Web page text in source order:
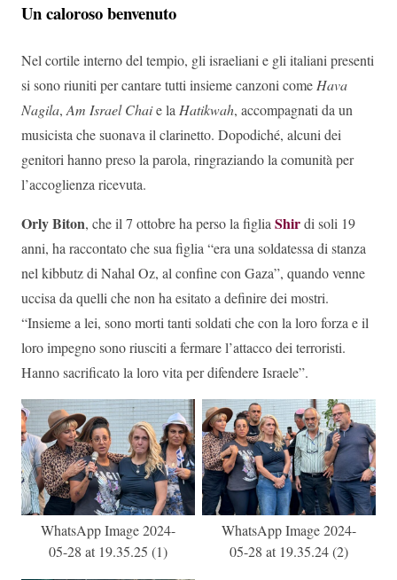
Un caloroso benvenuto
Nel cortile interno del tempio, gli israeliani e gli italiani presenti
si sono riuniti per cantare tutti insieme canzoni comeHava
Nagila,Am Israel Chaie laHatikwah, accompagnati da un
musicista che suonava il clarinetto. Dopodiché, alcuni dei
genitori hanno preso la parola, ringraziando la comunità per
l’accoglienza ricevuta.
Orly Biton, che il 7 ottobre ha perso la figliaShirdi soli 19
anni, ha raccontato che sua figlia “era una soldatessa di stanza
nel kibbutz di Nahal Oz, al confine con Gaza”, quando venne
uccisa da quelli che non ha esitato a definire dei mostri.
“Insieme a lei, sono morti tanti soldati che con la loro forza e il
loro impegno sono riusciti a fermare l’attacco dei terroristi.
Hanno sacrificato la loro vita per difendere Israele”.
WhatsApp Image 2024-
05-28 at 19.35.25 (1)
WhatsApp Image 2024-
05-28 at 19.35.24 (2)